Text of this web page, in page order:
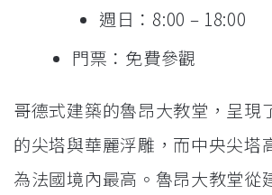
週日：8:00 – 18:00
門票：免費參觀
哥德式建築的魯昂大教堂，呈現
的尖塔與華麗浮雕，而中央尖塔
為法國境內最高。魯昂大教堂從